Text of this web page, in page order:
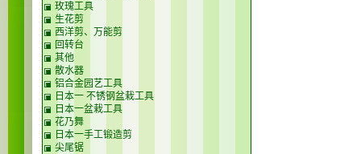
玫瑰工具
生花剪
西洋剪、万能剪
回转台
其他
散水器
铝合金园艺工具
日本一 不锈钢盆栽工具
日本一盆栽工具
花乃舞
日本一手工锻造剪
尖尾锯